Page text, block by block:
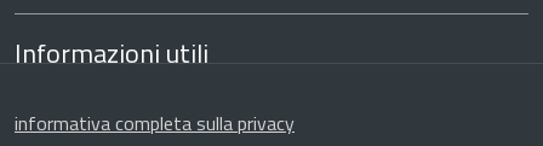
Informazioni utili
informativa completa sulla privacy